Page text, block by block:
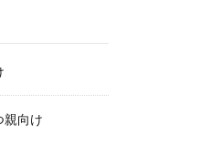
親向け